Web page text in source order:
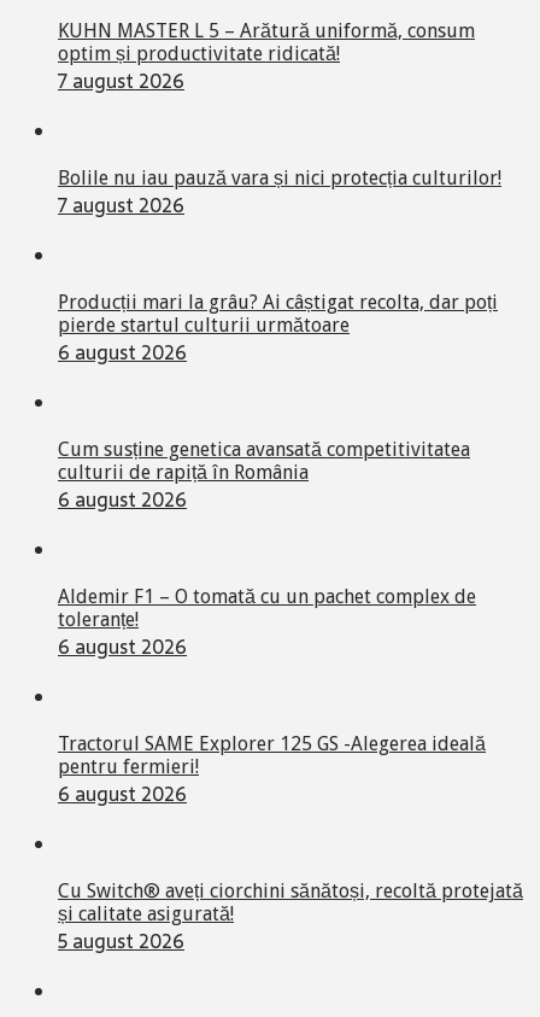
KUHN MASTER L 5 – Arătură uniformă, consum
optim și productivitate ridicată!
7 august 2026
Bolile nu iau pauză vara și nici protecția culturilor!
7 august 2026
Producții mari la grâu? Ai câștigat recolta, dar poți
pierde startul culturii următoare
6 august 2026
Cum susține genetica avansată competitivitatea
culturii de rapiță în România
6 august 2026
Aldemir F1 – O tomată cu un pachet complex de
toleranțe!
6 august 2026
Tractorul SAME Explorer 125 GS -Alegerea ideală
pentru fermieri!
6 august 2026
Cu Switch® aveți ciorchini sănătoși, recoltă protejată
și calitate asigurată!
5 august 2026